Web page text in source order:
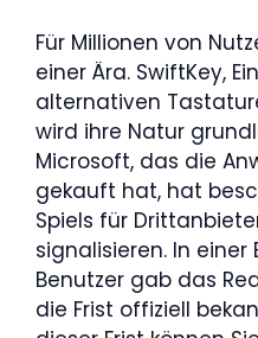
Für Millionen von
einer Ära. SwiftKey,
alternativen
wird ihre Natur
Microsoft, das die
gekauft hat, hat
Spiels für
signalisieren. In einer
Benutzer gab das
die Frist offiziell